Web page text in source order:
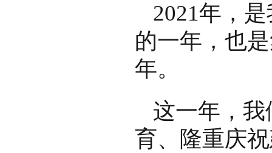
2021年，
的一年，也
年。
这一年，
育、隆重庆